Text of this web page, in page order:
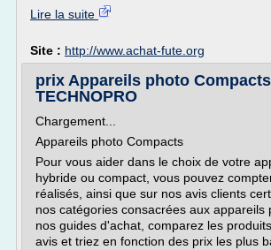
Lire la suite
Site : http://www.achat-fute.org
prix Appareils photo
TECHNOPRO
Chargement...
Appareils photo Compacts
Pour vous aider dans le choix de votre
hybride ou compact, vous pouvez
réalisés, ainsi que sur nos avis clients
nos catégories consacrées aux appareils
nos guides d'achat, comparez les
avis et triez en fonction des prix les plus